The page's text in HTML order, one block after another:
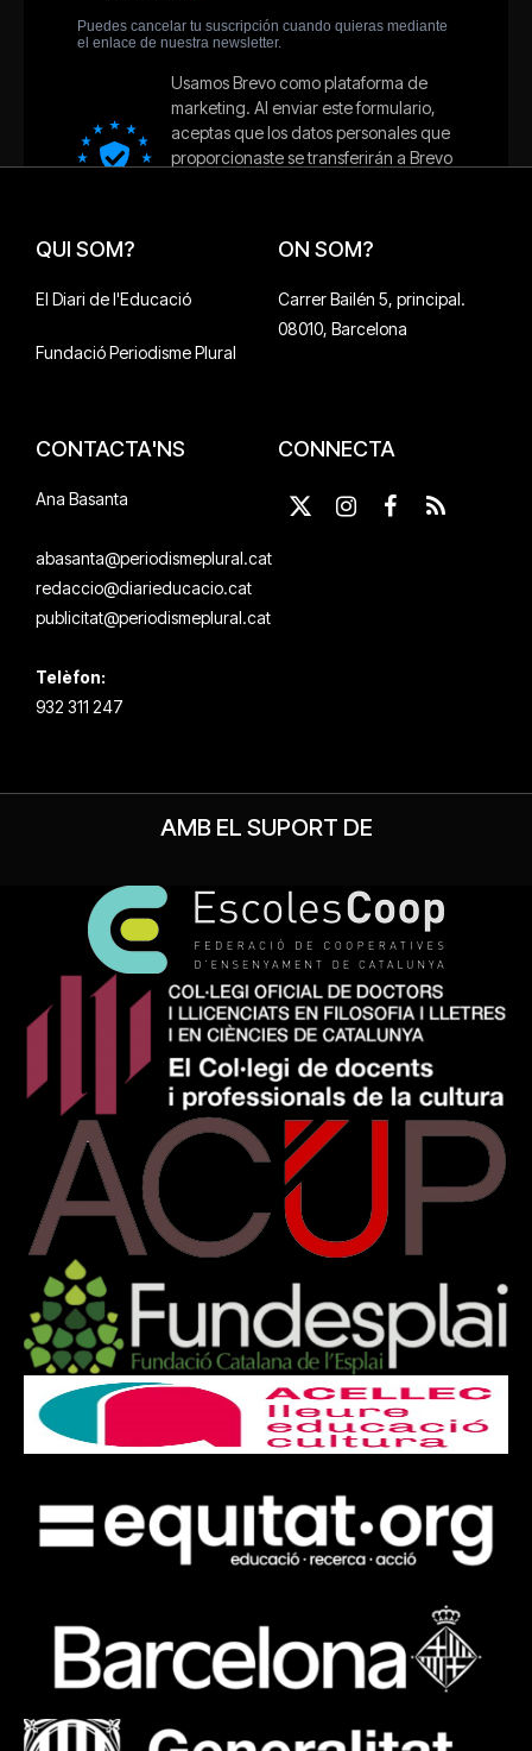
QUI SOM?
El Diari de l'Educació
Fundació Periodisme Plural
ON SOM?
Carrer Bailén 5, principal.
08010, Barcelona
CONTACTA'NS
Ana Basanta
abasanta@periodismeplural.cat
redaccio@diarieducacio.cat
publicitat@periodismeplural.cat
Telèfon:
932 311 247
CONNECTA
X
InstagramFacebook
RSS
AMB EL SUPORT DE